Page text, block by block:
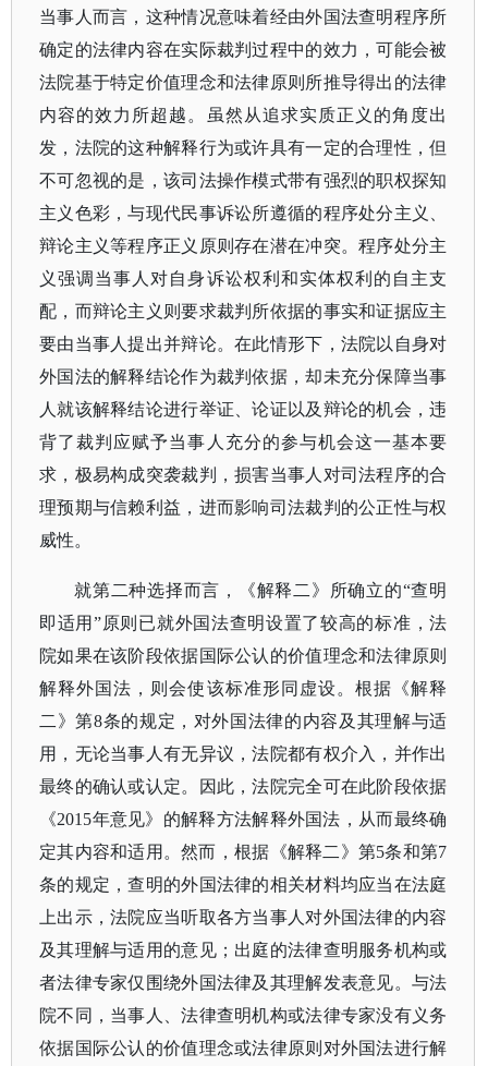
当事人而言，这种情况意味着经由外国法查明程序所
确定的法律内容在实际裁判过程中的效力，可能会被
法院基于特定价值理念和法律原则所推导得出的法律
内容的效力所超越。虽然从追求实质正义的角度出
发，法院的这种解释行为或许具有一定的合理性，但
不可忽视的是，该司法操作模式带有强烈的职权探知
主义色彩，与现代民事诉讼所遵循的程序处分主义、
辩论主义等程序正义原则存在潜在冲突。程序处分主
义强调当事人对自身诉讼权利和实体权利的自主支
配，而辩论主义则要求裁判所依据的事实和证据应主
要由当事人提出并辩论。在此情形下，法院以自身对
外国法的解释结论作为裁判依据，却未充分保障当事
人就该解释结论进行举证、论证以及辩论的机会，违
背了裁判应赋予当事人充分的参与机会这一基本要
求，极易构成突袭裁判，损害当事人对司法程序的合
理预期与信赖利益，进而影响司法裁判的公正性与权
威性。
就第二种选择而言，《解释二》所确立的“查明
即适用”原则已就外国法查明设置了较高的标准，法
院如果在该阶段依据国际公认的价值理念和法律原则
解释外国法，则会使该标准形同虚设。根据《解释
二》第8条的规定，对外国法律的内容及其理解与适
用，无论当事人有无异议，法院都有权介入，并作出
最终的确认或认定。因此，法院完全可在此阶段依据
《2015年意见》的解释方法解释外国法，从而最终确
定其内容和适用。然而，根据《解释二》第5条和第7
条的规定，查明的外国法律的相关材料均应当在法庭
上出示，法院应当听取各方当事人对外国法律的内容
及其理解与适用的意见；出庭的法律查明服务机构或
者法律专家仅围绕外国法律及其理解发表意见。与法
院不同，当事人、法律查明机构或法律专家没有义务
依据国际公认的价值理念或法律原则对外国法进行解